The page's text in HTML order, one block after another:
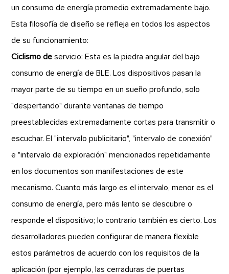
un consumo de energía promedio extremadamente bajo.
Esta filosofía de diseño se refleja en todos los aspectos
de su funcionamiento:
Ciclismo de servicio: Esta es la piedra angular del bajo
consumo de energía de BLE. Los dispositivos pasan la
mayor parte de su tiempo en un sueño profundo, solo
"despertando" durante ventanas de tiempo
preestablecidas extremadamente cortas para transmitir o
escuchar. El "intervalo publicitario", "intervalo de conexión"
e "intervalo de exploración" mencionados repetidamente
en los documentos son manifestaciones de este
mecanismo. Cuanto más largo es el intervalo, menor es el
consumo de energía, pero más lento se descubre o
responde el dispositivo; lo contrario también es cierto. Los
desarrolladores pueden configurar de manera flexible
estos parámetros de acuerdo con los requisitos de la
aplicación (por ejemplo, las cerraduras de puertas